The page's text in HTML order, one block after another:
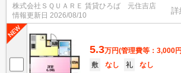
株式会社ＳＱＵＡＲＥ 賃貸ひろば 元住吉店
情報更新日 2026/08/10
詳
5.3万円(管理費等：3,000
敷
なし 礼
なし